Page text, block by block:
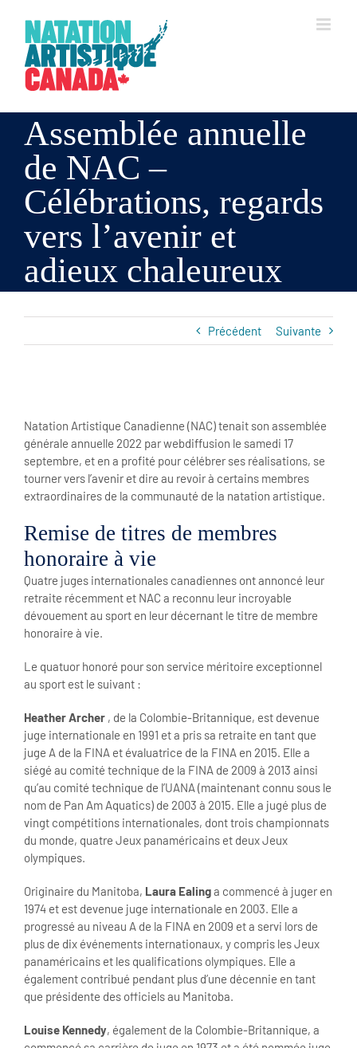
content
Assemblée annuelle
de NAC –
Célébrations, regards
vers l’avenir et
adieux chaleureux
Précédent Suivante
Larger
Image
Natation Artistique Canadienne (NAC) tenait son assemblée
générale annuelle 2022 par webdiffusion le samedi 17
septembre, et en a profité pour célébrer ses réalisations, se
tourner vers l’avenir et dire au revoir à certains membres
extraordinaires de la communauté de la natation artistique.
Remise de titres de membres
honoraire à vie
Quatre juges internationales canadiennes ont annoncé leur
retraite récemment et NAC a reconnu leur incroyable
dévouement au sport en leur décernant le titre de membre
honoraire à vie.
Le quatuor honoré pour son service méritoire exceptionnel
au sport est le suivant :
Heather Archer , de la Colombie-Britannique, est devenue
juge internationale en 1991 et a pris sa retraite en tant que
juge A de la FINA et évaluatrice de la FINA en 2015. Elle a
siégé au comité technique de la FINA de 2009 à 2013 ainsi
qu’au comité technique de l’UANA (maintenant connu sous le
nom de Pan Am Aquatics) de 2003 à 2015. Elle a jugé plus de
vingt compétitions internationales, dont trois championnats
du monde, quatre Jeux panaméricains et deux Jeux
olympiques.
Originaire du Manitoba, Laura Ealinga commencé à juger en
1974 et est devenue juge internationale en 2003. Elle a
progressé au niveau A de la FINA en 2009 et a servi lors de
plus de dix événements internationaux, y compris les Jeux
panaméricains et les qualifications olympiques. Elle a
également contribué pendant plus d’une décennie en tant
que présidente des officiels au Manitoba.
Louise Kennedy, également de la Colombie-Britannique, a